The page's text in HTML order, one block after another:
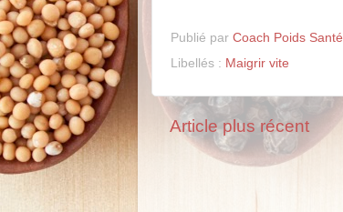
Publié par Coach Poids Santé
Libellés : Maigrir vite
Article plus récent